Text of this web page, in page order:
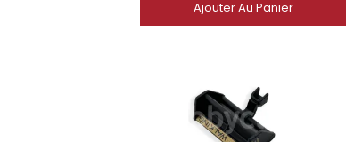
Ajouter Au Panier